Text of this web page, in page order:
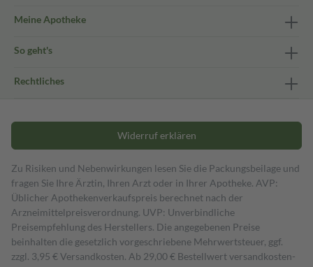
Meine Apotheke
So geht's
Rechtliches
Widerruf erklären
Zu Risiken und Nebenwirkungen lesen Sie die Packungsbeilage und
fragen Sie Ihre Ärztin, Ihren Arzt oder in Ihrer Apotheke. AVP:
Üblicher Apothekenverkaufspreis berechnet nach der
Arzneimittelpreisverordnung. UVP: Unverbindliche
Preisempfehlung des Herstellers. Die angegebenen Preise
beinhalten die gesetzlich vorgeschriebene Mehrwertsteuer, ggf.
zzgl. 3,95 € Versandkosten. Ab 29,00 € Bestell­wert versand­kosten­